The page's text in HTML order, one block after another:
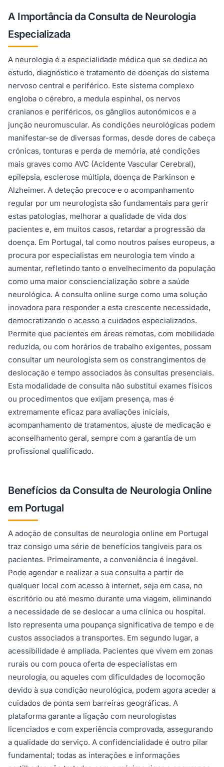
A Importância da Consulta de Neurologia
Especializada
A neurologia é a especialidade médica que se dedica ao
estudo, diagnóstico e tratamento de doenças do sistema
nervoso central e periférico. Este sistema complexo
engloba o cérebro, a medula espinhal, os nervos
cranianos e periféricos, os gânglios autonómicos e a
junção neuromuscular. As condições neurológicas podem
manifestar-se de diversas formas, desde dores de cabeça
crónicas, tonturas e perda de memória, até condições
mais graves como AVC (Acidente Vascular Cerebral),
epilepsia, esclerose múltipla, doença de Parkinson e
Alzheimer. A deteção precoce e o acompanhamento
regular por um neurologista são fundamentais para gerir
estas patologias, melhorar a qualidade de vida dos
pacientes e, em muitos casos, retardar a progressão da
doença. Em Portugal, tal como noutros países europeus, a
procura por especialistas em neurologia tem vindo a
aumentar, refletindo tanto o envelhecimento da população
como uma maior consciencialização sobre a saúde
neurológica. A consulta online surge como uma solução
inovadora para responder a esta crescente necessidade,
democratizando o acesso a cuidados especializados.
Permite que pacientes em áreas remotas, com mobilidade
reduzida, ou com horários de trabalho exigentes, possam
consultar um neurologista sem os constrangimentos de
deslocação e tempo associados às consultas presenciais.
Esta modalidade de consulta não substitui exames físicos
ou procedimentos que exijam presença, mas é
extremamente eficaz para avaliações iniciais,
acompanhamento de tratamentos, ajuste de medicação e
aconselhamento geral, sempre com a garantia de um
profissional qualificado.
Benefícios da Consulta de Neurologia Online
em Portugal
A adoção de consultas de neurologia online em Portugal
traz consigo uma série de benefícios tangíveis para os
pacientes. Primeiramente, a conveniência é inegável.
Pode agendar e realizar a sua consulta a partir de
qualquer local com acesso à internet, seja em casa, no
escritório ou até mesmo durante uma viagem, eliminando
a necessidade de se deslocar a uma clínica ou hospital.
Isto representa uma poupança significativa de tempo e de
custos associados a transportes. Em segundo lugar, a
acessibilidade é ampliada. Pacientes que vivem em zonas
rurais ou com pouca oferta de especialistas em
neurologia, ou aqueles com dificuldades de locomoção
devido à sua condição neurológica, podem agora aceder a
cuidados de ponta sem barreiras geográficas. A
plataforma garante a ligação com neurologistas
licenciados e com experiência comprovada, assegurando
a qualidade do serviço. A confidencialidade é outro pilar
fundamental; todas as interações e informações